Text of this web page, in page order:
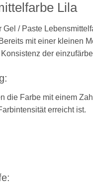
Lila
Gel / Paste
mit einer kleinen
der
die Farbe mit einem
erreicht ist.